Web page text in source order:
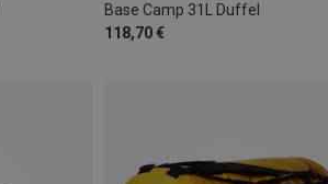
Base Camp 31L Duffel
118,70 €